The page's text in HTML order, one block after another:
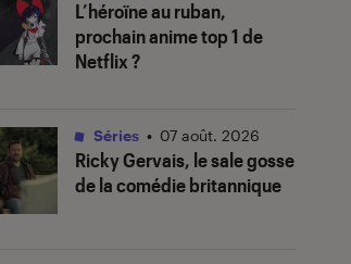
L’héroïne au ruban,
prochain anime top 1 de
Netflix ?
Ricky Gervais, le sale gosse
de la comédie britannique
Séries • 07 août. 2026